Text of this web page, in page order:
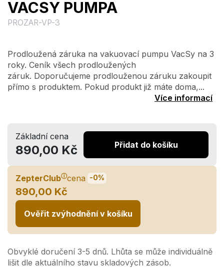
VACSY PUMPA
PROZAR-VP-3
Prodloužená záruka na vakuovací pumpu VacSy na 3
roky. Ceník všech prodloužených
záruk. Doporučujeme prodlouženou záruku zakoupit
přímo s produktem. Pokud produkt již máte doma,...
Více informací
Základní cena
890,00 Kč Přidat do košíku
ZepterClubⓘcena -0%
890,00 Kč
Ověřit zvýhodnění v košíku
Obvyklé doručení 3-5 dnů. Lhůta se může individuálně
lišit dle aktuálního stavu skladových zásob.